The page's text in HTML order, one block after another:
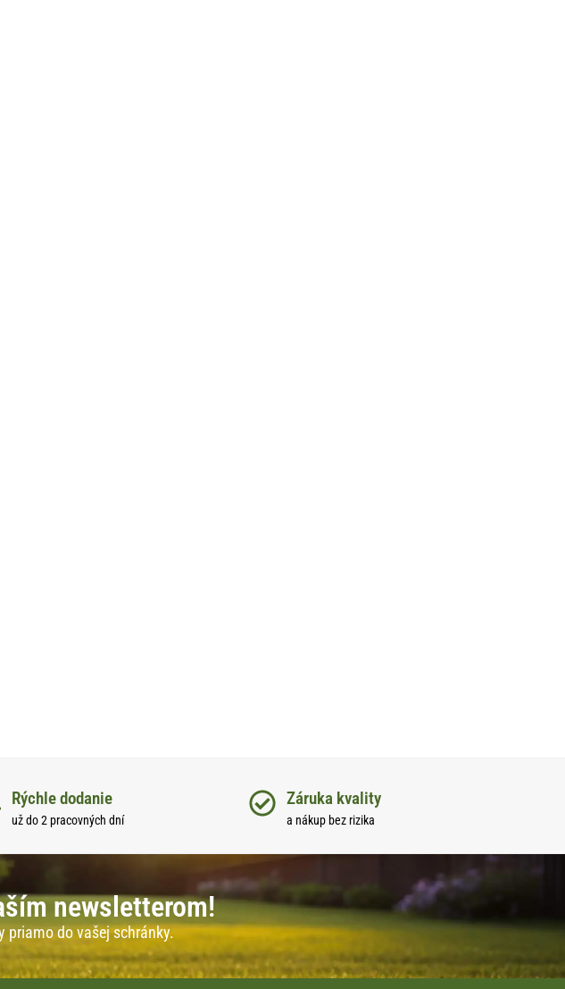
Rýchle dodanie
už do 2 pracovných dní
Záruka kvality
a nákup bez rizika
newsletterom!
priamo do vašej schránky.